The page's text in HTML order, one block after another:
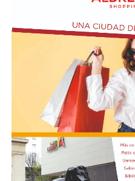
En relación al Ciclo Mes
agosto a las 17:30 se
Charo” y la narración de
cargo de María del
En tanto, el viernes 21 a
Cerebro Mágico:
circuitos”, a cargo de
taller práctico de arte,
finalizar cada participante